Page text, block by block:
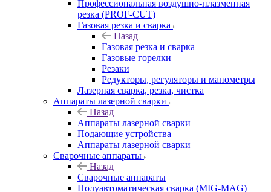
Профессиональная воздушно-плазменная
резка (PROF-CUT)
Газовая резка и сварка
Назад
Газовая резка и сварка
Газовые горелки
Резаки
Редукторы, регуляторы и манометры
Лазерная сварка, резка, чистка
Аппараты лазерной сварки
Назад
Аппараты лазерной сварки
Подающие устройства
Аппараты лазерной сварки
Сварочные аппараты
Назад
Сварочные аппараты
Полуавтоматическая сварка (MIG-MAG)